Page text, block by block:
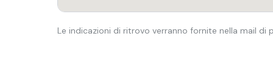
Le indicazioni di ritrovo verranno fornite nella mail di